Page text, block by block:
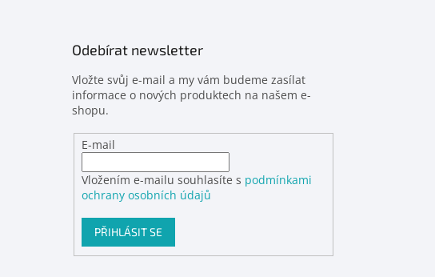
Odebírat newsletter
Vložte svůj e-mail a my vám budeme zasílat
informace o nových produktech na našem e-
shopu.
E-mail
Vložením e-mailu souhlasíte s podmínkami
ochrany osobních údajů
PŘIHLÁSIT SE